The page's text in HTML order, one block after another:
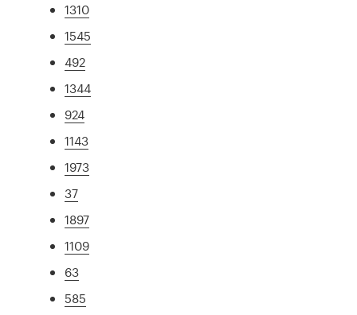
1310
1545
492
1344
924
1143
1973
37
1897
1109
63
585